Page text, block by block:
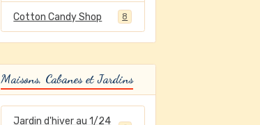
Cotton Candy Shop 8
Maisons, Cabanes et Jardins
Jardin d'hiver au 1/24